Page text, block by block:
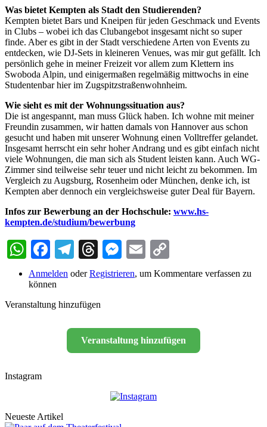
Was bietet Kempten als Stadt den Studierenden?
Kempten bietet Bars und Kneipen für jeden Geschmack und Events
in Clubs – wobei ich das Clubangebot insgesamt nicht so super
finde. Aber es gibt in der Stadt verschiedene Arten von Events zu
entdecken, wie DJ-Sets in kleineren Venues, was mir gut gefällt. Ich
persönlich gehe in meiner Freizeit vor allem zum Klettern ins
Swoboda Alpin, und einigermaßen regelmäßig mittwochs in eine
Studentenbar hier im Zugspitzstraßenwohnheim.
Wie sieht es mit der Wohnungssituation aus?
Die ist angespannt, man muss Glück haben. Ich wohne mit meiner
Freundin zusammen, wir hatten damals von Hannover aus schon
gesucht und haben mit unserer Wohnung einen Volltreffer gelandet.
Insgesamt herrscht ein sehr hoher Andrang und es gibt einfach nicht
viele Wohnungen, die man sich als Student leisten kann. Auch WG-
Zimmer sind teilweise sehr teuer und nicht leicht zu bekommen. Im
Vergleich zu Augsburg, Rosenheim oder München, denke ich, ist
Kempten aber dennoch ein vergleichsweise guter Deal für Bayern.
Infos zur Bewerbung an der Hochschule: www.hs-
kempten.de/studium/bewerbung
WhatsApp
Facebook
Telegram
Threads
Messenger
Email
Link
Anmelden oderRegistrieren, um Kommentare verfassen zu
können
Veranstaltung hinzufügen
Veranstaltung hinzufügen
Instagram
Neueste Artikel